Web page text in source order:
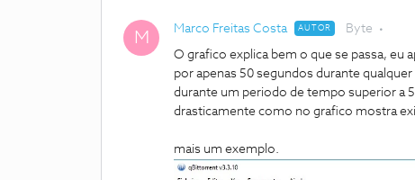
M Marco Freitas Costa AUTOR Byte
O grafico explica bem o que se passa, eu
por apenas 50 segundos durante
durante um periodo de tempo superior a
drasticamente como no grafico mostra
mais um exemplo.